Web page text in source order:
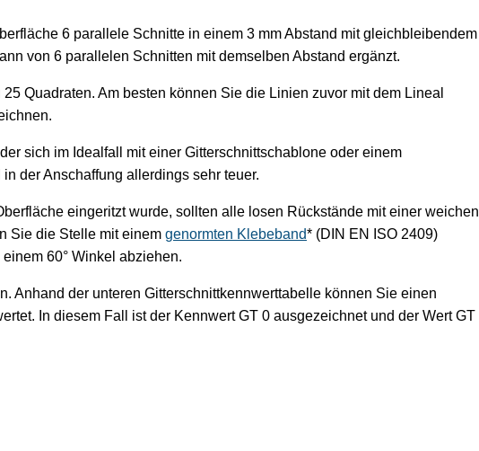
6 parallele Schnitte in einem 3 mm Abstand mit gleichbleibendem
von 6 parallelen Schnitten mit demselben Abstand ergänzt.
Quadraten. Am besten können Sie die Linien zuvor mit dem Lineal
sich im Idealfall mit einer Gitterschnittschablone oder einem
der Anschaffung allerdings sehr teuer.
eingeritzt wurde, sollten alle losen Rückstände mit einer weichen
Sie die Stelle mit einem genormten Klebeband* (DIN EN ISO 2409)
60° Winkel abziehen.
Anhand der unteren Gitterschnittkennwerttabelle können Sie einen
In diesem Fall ist der Kennwert GT 0 ausgezeichnet und der Wert GT